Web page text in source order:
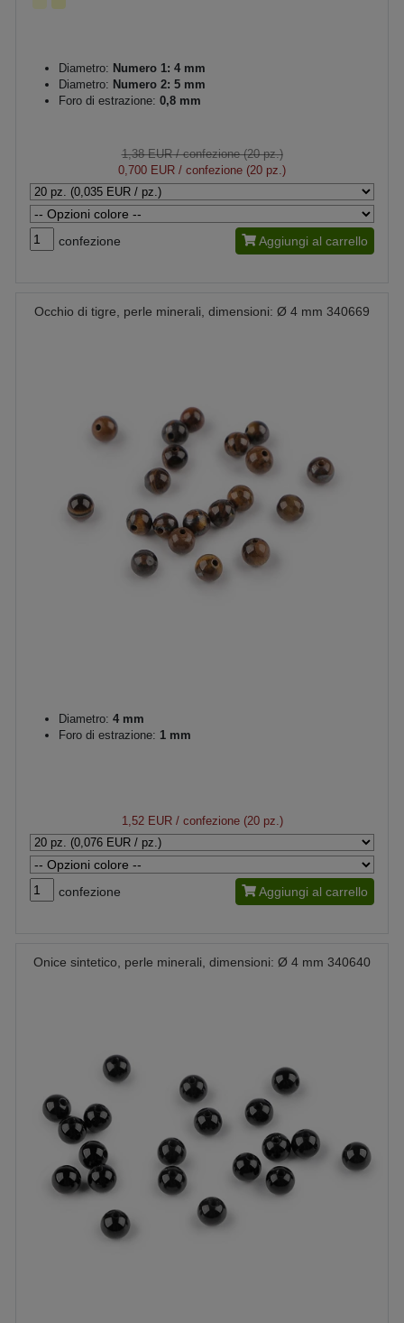
Diametro: Numero 1: 4 mm
Diametro: Numero 2: 5 mm
Foro di estrazione: 0,8 mm
1,38 EUR/ confezione (20 pz.)
0,700 EUR / confezione (20 pz.)
confezione Aggiungi al carrello
Occhio di tigre, perle minerali, dimensioni: Ø 4 mm 340669
Diametro: 4 mm
Foro di estrazione: 1 mm
1,52 EUR/ confezione (20 pz.)
confezione Aggiungi al carrello
Onice sintetico, perle minerali, dimensioni: Ø 4 mm 340640